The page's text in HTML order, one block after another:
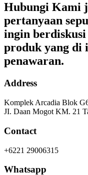
Hubungi Kami
pertanyaan
ingin
produk yang di
penawaran.
Address
Komplek Arcadia Blok
JI. Daan Mogot KM. 21
Contact
+6221 29006315
Whatsapp